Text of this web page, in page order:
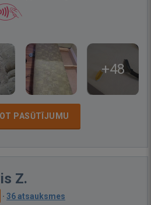
+48
PASŪTĪJUMU
Z.
· 36 atsauksmes